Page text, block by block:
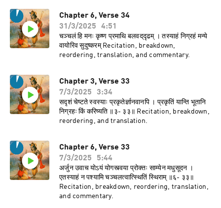
Chapter 6, Verse 34
31/3/2025
4:51
चञ्चलं हि मनः कृष्ण प्रमाथि बलवद्‌दृढम् । तस्याहं निग्रहं मन्ये
वायोरिव सुदुष्करम् Recitation, breakdown,
reordering, translation, and commentary.
Chapter 3, Verse 33
7/3/2025
3:34
सदृशं चेष्टते स्वस्याः प्रकृतेर्ज्ञानवानपि । प्रकृतिं यान्ति भूतानि
निग्रहः किं करिष्यति ॥३- ३३॥ Recitation, breakdown,
reordering, and translation.
Chapter 6, Verse 33
7/3/2025
5:44
अर्जुन उवाच योऽयं योगस्त्वया प्रोक्तः साम्येन मधुसूदन ।
एतस्याहं न पश्यामि चञ्चलत्वात्स्थितिं स्थिराम् ॥६- ३३॥
Recitation, breakdown, reordering, translation,
and commentary.